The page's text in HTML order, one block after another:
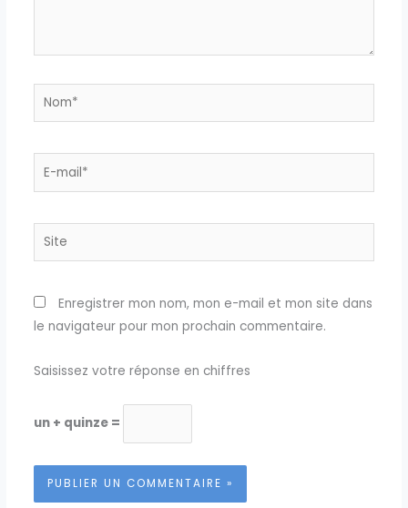
Nom*
E-
Site
Enregistrer mon nom, mon e-mail et mon site dans
le navigateur pour mon prochain commentaire.
Saisissez votre réponse en chiffres
un + quinze =